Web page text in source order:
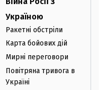
Україною
Ракетні обстріли
Карта бойових дій
Мирні переговори
Повітряна тривога в
Україні